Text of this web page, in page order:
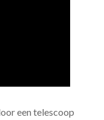
een telescoop